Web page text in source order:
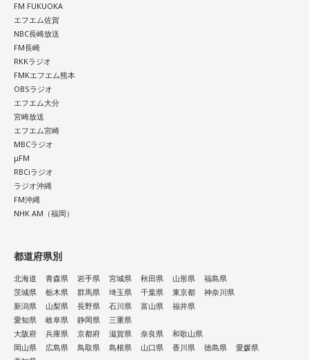
FM FUKUOKA
エフエム佐賀
NBC長崎放送
FM長崎
RKKラジオ
FMKエフエム熊本
OBSラジオ
エフエム大分
宮崎放送
エフエム宮崎
MBCラジオ
μFM
RBCiラジオ
ラジオ沖縄
FM沖縄
NHK AM（福岡）
都道府県別
北海道 青森県 岩手県 宮城県 秋田県 山形県
福島県
茨城県
栃木県 群馬県 埼玉県 千葉県 東京都
神奈川県
新潟県
山梨県 長野県 石川県 富山県
福井県
愛知県
岐阜県 静岡県
三重県
大阪府
兵庫県 京都府 滋賀県 奈良県
和歌山県
岡山県
広島県 鳥取県 島根県 山口県 香川県 徳島県
愛媛県